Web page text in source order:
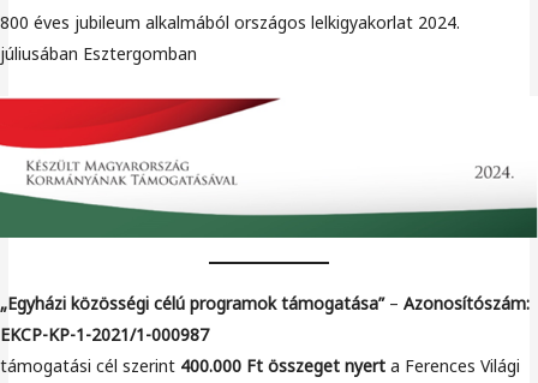
800 éves jubileum alkalmából országos lelkigyakorlat 2024.
júliusában Esztergomban
„Egyházi közösségi célú programok támogatása”–Azonosítószám:
EKCP-KP-1-2021/1-000987
támogatási cél szerint 400.000 Ft összeget nyert a Ferences Világi